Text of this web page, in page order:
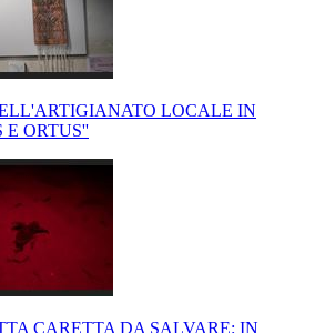
LOCALE IN
E ORTUS''
CARETTA DA SALVARE: IN